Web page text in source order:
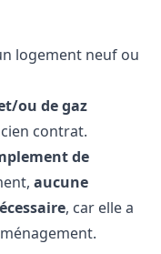
logement neuf ou
ou de gaz
contrat.
de
aucune
, car elle a